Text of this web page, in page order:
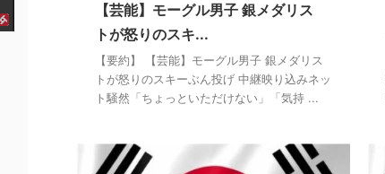
【芸能】モーグル男子 銀メダリス
トが怒りのスキ...
【要約】 【芸能】モーグル男子 銀メダリス
トが怒りのスキーぶん投げ 中継映り込みネッ
ト騒然「ちょっといただけない」「気持 ...